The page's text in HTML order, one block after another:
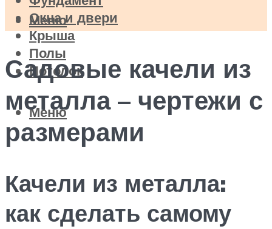
Окна и двери
Крыша
Полы
Потолок
Меню
Меню
Садовые качели из
металла – чертежи с
размерами
Качели из металла:
как сделать самому